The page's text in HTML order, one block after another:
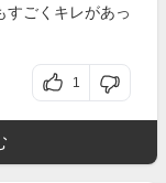
すごくキレがあっ
1